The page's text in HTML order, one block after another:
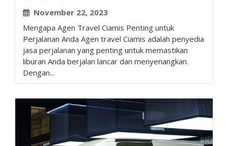
November 22, 2023
Mengapa Agen Travel Ciamis Penting untuk
Perjalanan Anda Agen travel Ciamis adalah penyedia
jasa perjalanan yang penting untuk memastikan
liburan Anda berjalan lancar dan menyenangkan.
Dengan...